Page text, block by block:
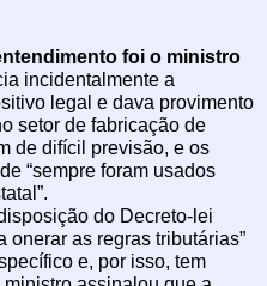
foi o ministro
incidentalmente a
legal e dava provimento
setor de fabricação de
de difícil previsão, e os
“sempre foram usados
do Decreto-lei
onerar as regras tributárias”
e, por isso, tem